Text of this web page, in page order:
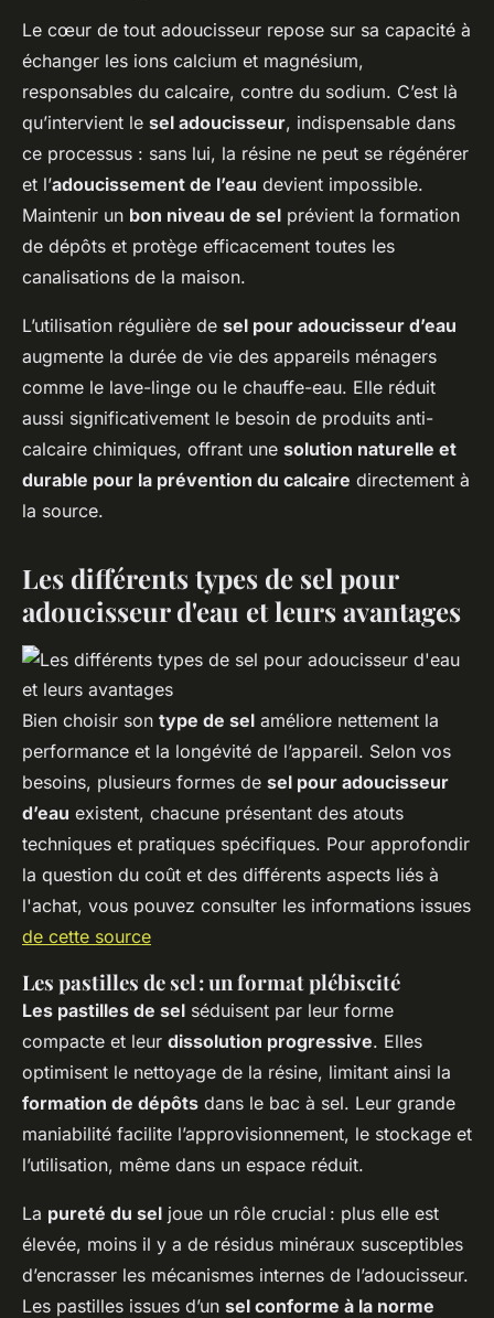
Le cœur de tout adoucisseur repose sur sa capacité à
échanger les ions calcium et magnésium,
responsables du calcaire, contre du sodium. C’est là
qu’intervient le sel adoucisseur, indispensable dans
ce processus : sans lui, la résine ne peut se régénérer
et l’adoucissement de l’eau devient impossible.
Maintenir un bon niveau de sel prévient la formation
de dépôts et protège efficacement toutes les
canalisations de la maison.
L’utilisation régulière de sel pour adoucisseur d’eau
augmente la durée de vie des appareils ménagers
comme le lave-linge ou le chauffe-eau. Elle réduit
aussi significativement le besoin de produits anti-
calcaire chimiques, offrant une solution naturelle et
durable pour la prévention du calcaire directement à
la source.
Les différents types de sel pour
adoucisseur d'eau et leurs avantages
Bien choisir son type de sel améliore nettement la
performance et la longévité de l’appareil. Selon vos
besoins, plusieurs formes de sel pour adoucisseur
d’eau existent, chacune présentant des atouts
techniques et pratiques spécifiques. Pour approfondir
la question du coût et des différents aspects liés à
l'achat, vous pouvez consulter les informations issues
de cette source
Les pastilles de sel : un format plébiscité
Les pastilles de sel séduisent par leur forme
compacte et leur dissolution progressive. Elles
optimisent le nettoyage de la résine, limitant ainsi la
formation de dépôts dans le bac à sel. Leur grande
maniabilité facilite l’approvisionnement, le stockage et
l’utilisation, même dans un espace réduit.
La pureté du sel joue un rôle crucial : plus elle est
élevée, moins il y a de résidus minéraux susceptibles
d’encrasser les mécanismes internes de l’adoucisseur.
Les pastilles issues d’un sel conforme à la norme